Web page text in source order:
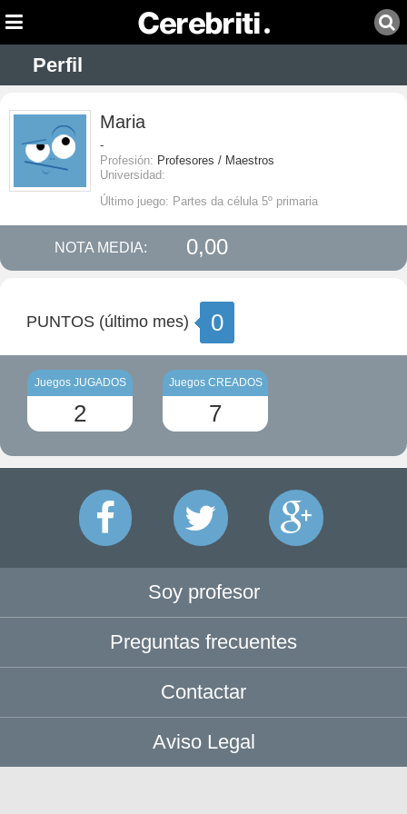
Perfil
Maria
-
Profesión: Profesores / Maestros
Universidad:
Último juego: Partes da célula 5º primaria
NOTA MEDIA: 0,00
PUNTOS (último mes) 0
Juegos JUGADOS
2
Juegos CREADOS
7
Soy profesor
Preguntas frecuentes
Contactar
Aviso Legal